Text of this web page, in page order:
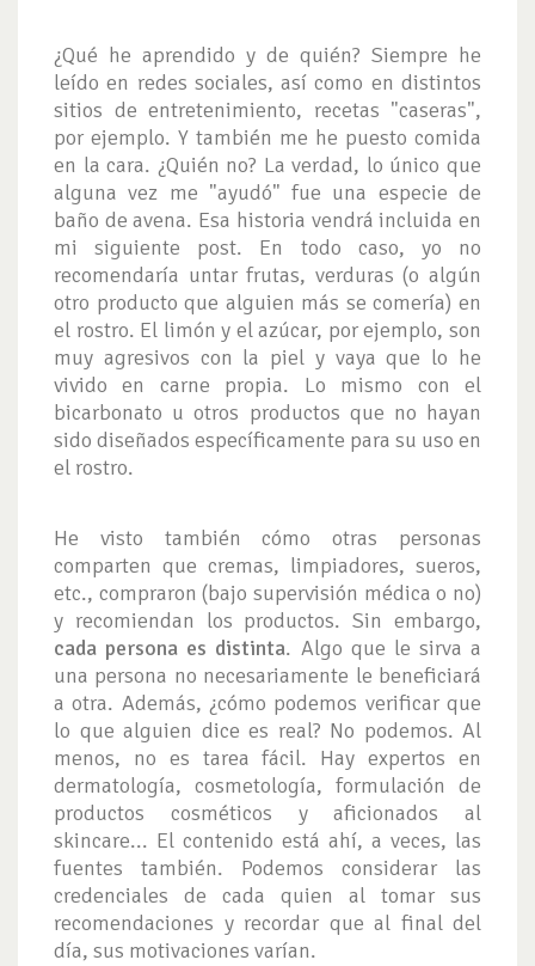
¿Qué he aprendido y de quién? Siempre he
leído en redes sociales, así como en distintos
sitios de entretenimiento, recetas "caseras",
por ejemplo. Y también me he puesto comida
en la cara. ¿Quién no? La verdad, lo único que
alguna vez me "ayudó" fue una especie de
baño de avena. Esa historia vendrá incluida en
mi siguiente post. En todo caso, yo no
recomendaría untar frutas, verduras (o algún
otro producto que alguien más se comería) en
el rostro. El limón y el azúcar, por ejemplo, son
muy agresivos con la piel y vaya que lo he
vivido en carne propia. Lo mismo con el
bicarbonato u otros productos que no hayan
sido diseñados específicamente para su uso en
el rostro.
He visto también cómo otras personas
comparten que cremas, limpiadores, sueros,
etc., compraron (bajo supervisión médica o no)
y recomiendan los productos. Sin embargo,
cada persona es distinta. Algo que le sirva a
una persona no necesariamente le beneficiará
a otra. Además, ¿cómo podemos verificar que
lo que alguien dice es real? No podemos. Al
menos, no es tarea fácil. Hay expertos en
dermatología, cosmetología, formulación de
productos cosméticos y aficionados al
skincare... El contenido está ahí, a veces, las
fuentes también. Podemos considerar las
credenciales de cada quien al tomar sus
recomendaciones y recordar que al final del
día, sus motivaciones varían.